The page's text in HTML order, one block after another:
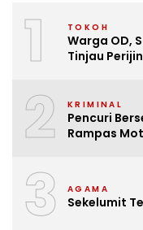
1 TOKOH
Warga OD,
Tinjau
2 KRIMINAL
Pencuri
Rampas
3 AGAMA
Sekelumit